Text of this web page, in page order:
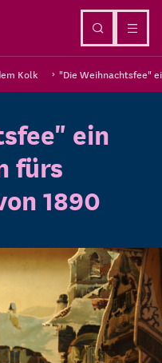
Kolk "Die Weihnachtsfee"
ein
fürs
1890